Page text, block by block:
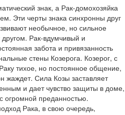
знак, а Рак-домохозяйка
Эти черты знака синхронны друг
необычное, но сильное
Рак-вдумчивый и
забота и привязанность
стены Козерога. Козерог, с
тихое, но постоянное общение,
жаждет. Сила Козы заставляет
и дает чувство защиты в доме,
огромной преданностью.
Рака, в свою очередь,